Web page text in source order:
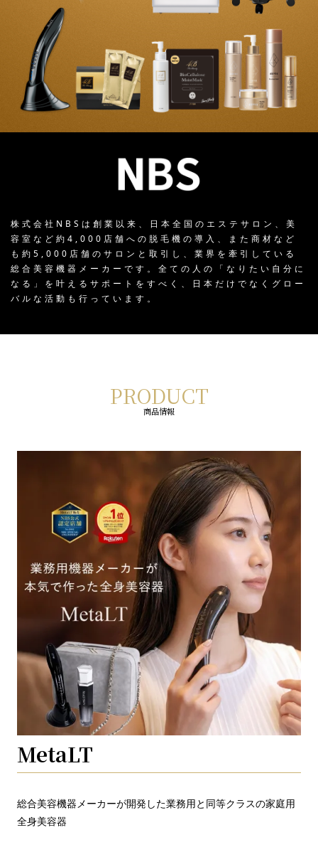
株式会社NBSは創業以来、日本全国のエステサロン、美
容室など約4,000店舗への脱毛機の導入、また商材など
も約5,000店舗のサロンと取引し、業界を牽引している
総合美容機器メーカーです。全ての人の「なりたい自分に
なる」を叶えるサポートをすべく、日本だけでなくグロー
バルな活動も行っています。
PRODUCT
商品情報
MetaLT
総合美容機器メーカーが開発した業務用と同等クラスの家庭用
全身美容器